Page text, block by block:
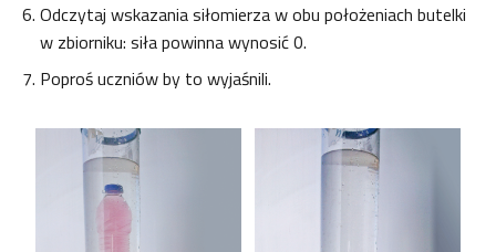
Odczytaj wskazania siłomierza w obu położeniach butelki
w zbiorniku: siła powinna wynosić 0.
Poproś uczniów by to wyjaśnili.